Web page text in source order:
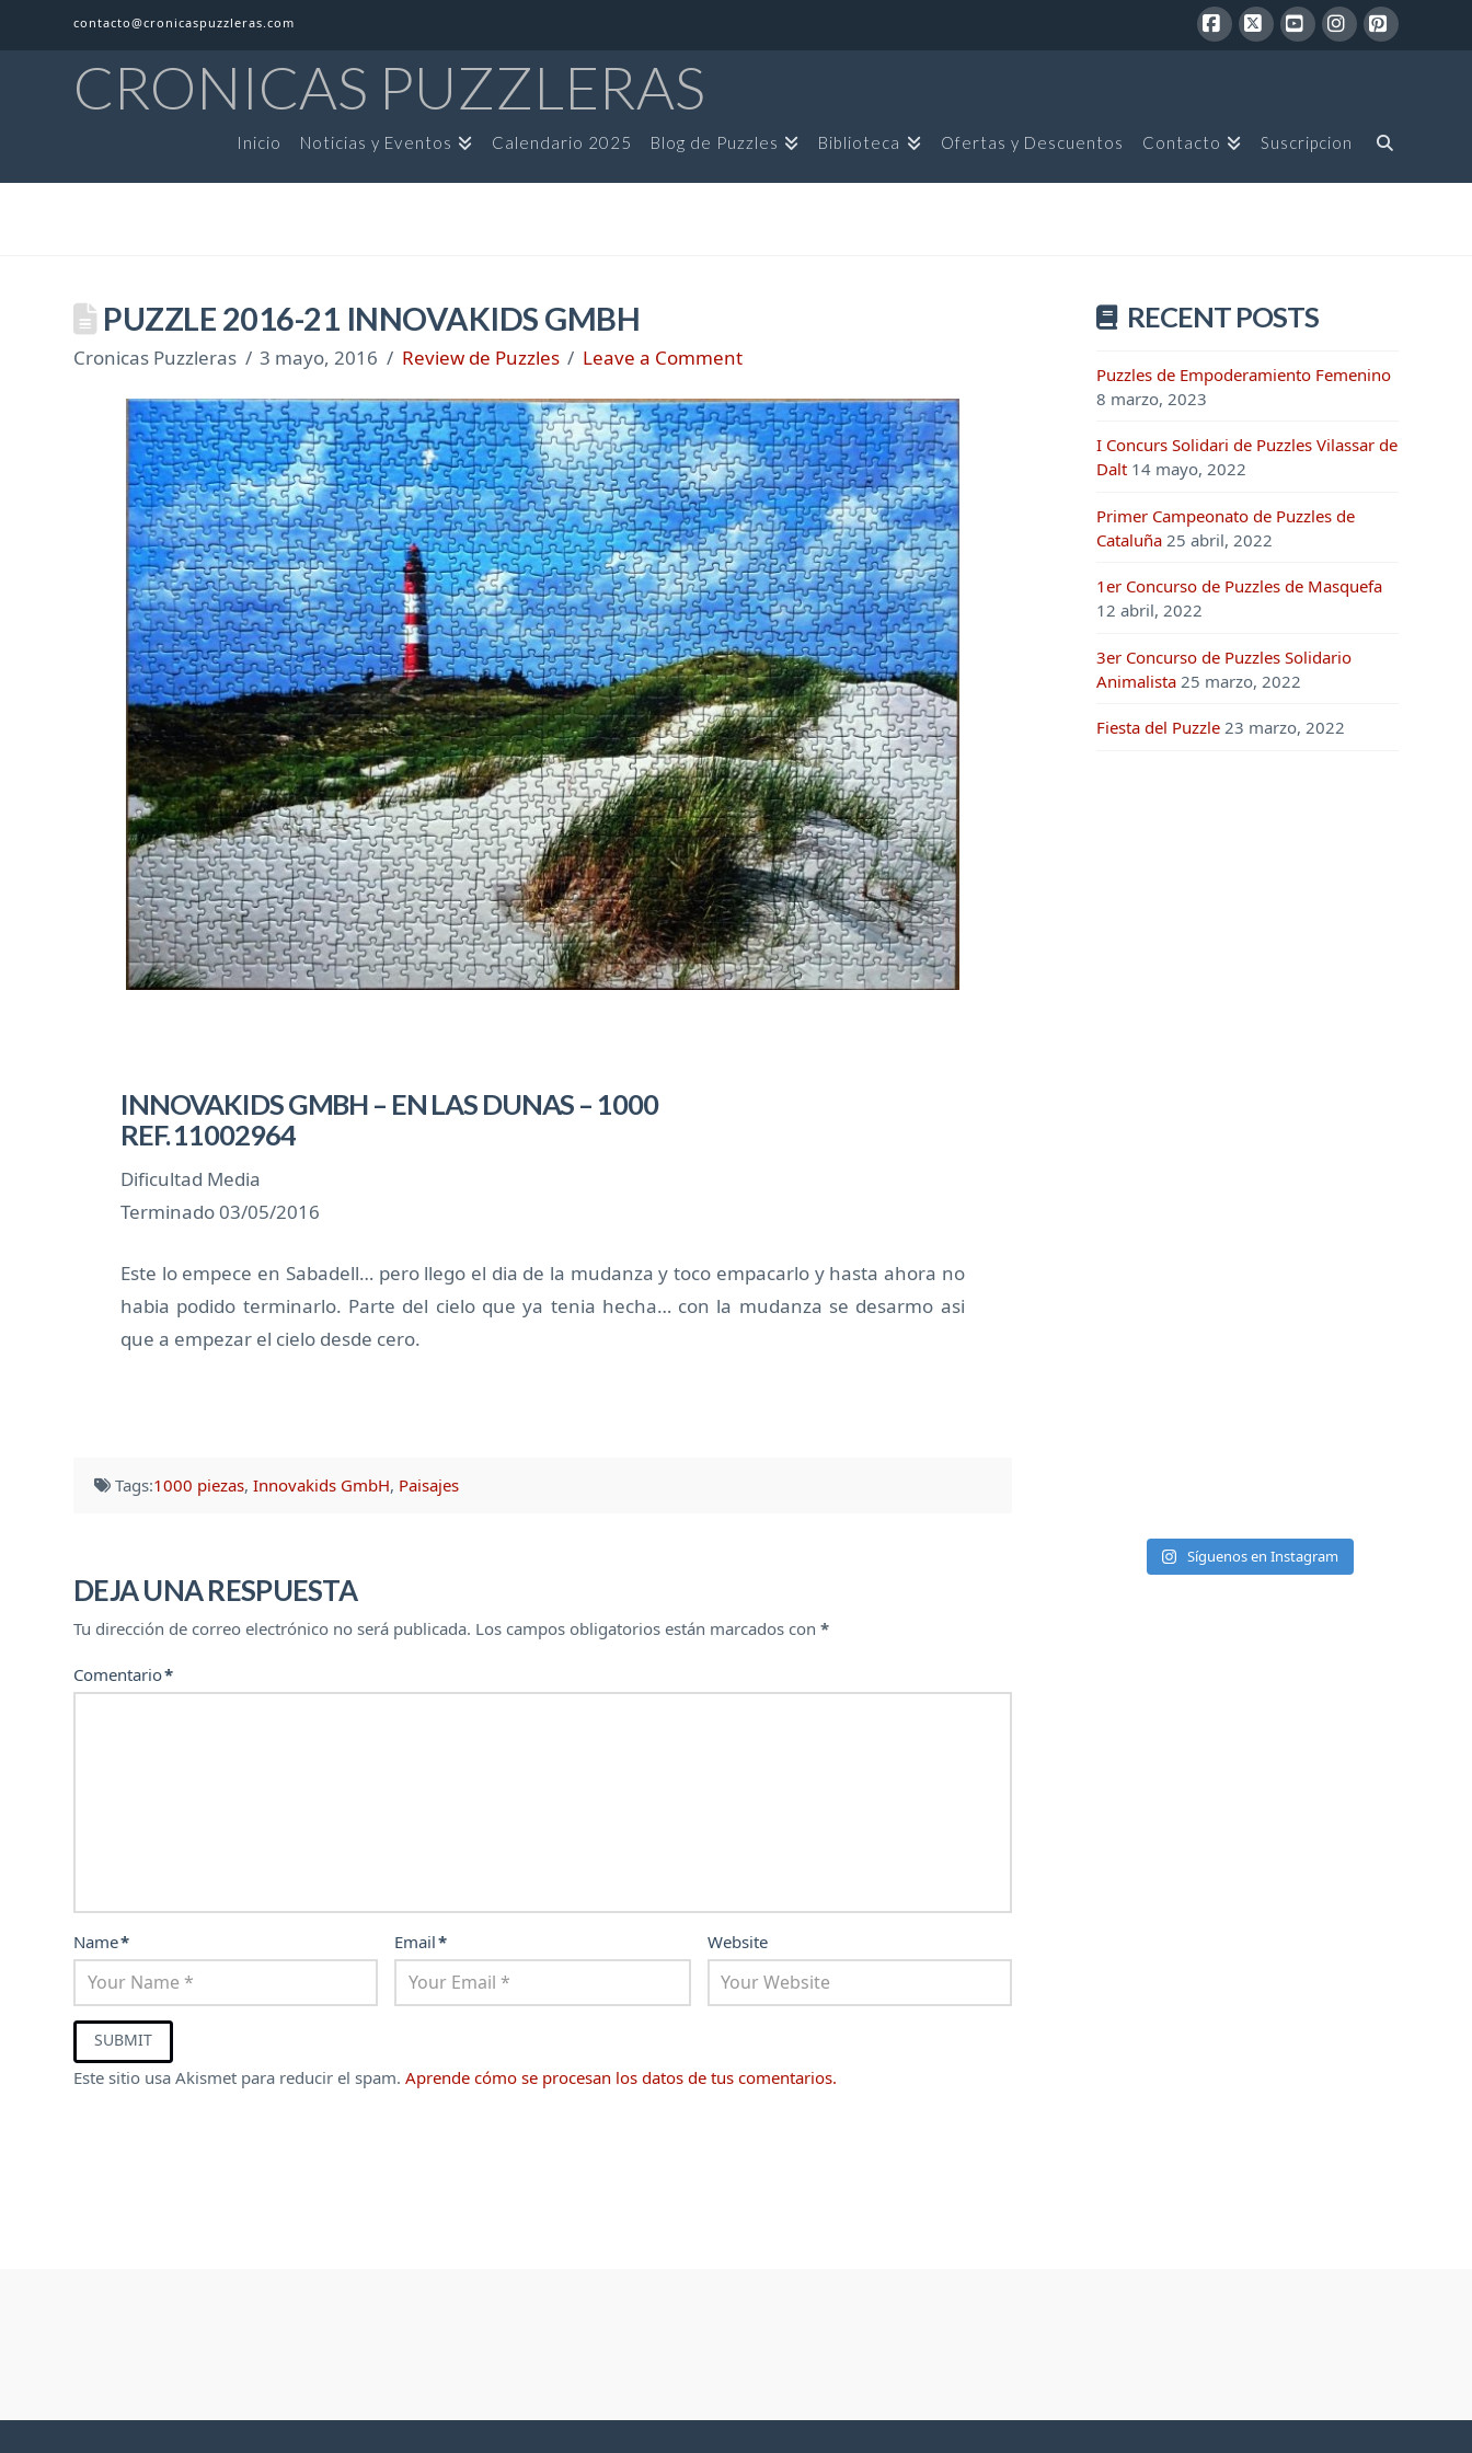
contacto@cronicaspuzzleras.com
CRONICAS PUZZLERAS
Inicio Noticias y Eventos Calendario 2025 Blog de Puzzles Biblioteca Ofertas y Descuentos Contacto Suscripcion
PUZZLE 2016-21 INNOVAKIDS GMBH
Cronicas Puzzleras 3 mayo, 2016 Review de Puzzles Leave a Comment
INNOVAKIDS GMBH – EN LAS DUNAS – 1000
REF. 11002964
Dificultad Media
Terminado 03/05/2016
Este lo empece en Sabadell… pero llego el dia de la mudanza y toco empacarlo y hasta ahora no
habia podido terminarlo. Parte del cielo que ya tenia hecha… con la mudanza se desarmo asi
que a empezar el cielo desde cero.
Tags:1000 piezas,Innovakids GmbH, Paisajes
DEJA UNA RESPUESTA
Tu dirección de correo electrónico no será publicada. Los campos obligatorios están marcados con*
Comentario*
Name* Email* Website
Este sitio usa Akismet para reducir el spam.Aprende cómo se procesan los datos de tus comentarios.
RECENT POSTS
Puzzles de Empoderamiento Femenino
8 marzo, 2023
I Concurs Solidari de Puzzles Vilassar de
Dalt 14 mayo, 2022
Primer Campeonato de Puzzles de
Cataluña 25 abril, 2022
1er Concurso de Puzzles de Masquefa
12 abril, 2022
3er Concurso de Puzzles Solidario
Animalista 25 marzo, 2022
Fiesta del Puzzle 23 marzo, 2022
Síguenos en Instagram